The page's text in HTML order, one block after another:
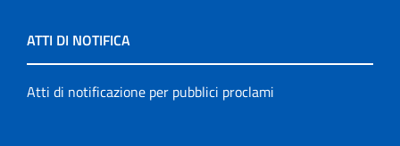
ATTI DI NOTIFICA
Atti di notificazione per pubblici proclami